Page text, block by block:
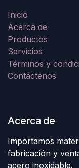
Inicio
Acerca de
Productos
Servicios
Términos y
Contáctenos
Acerca de
Importamos
fabricación y
acero inoxidable.